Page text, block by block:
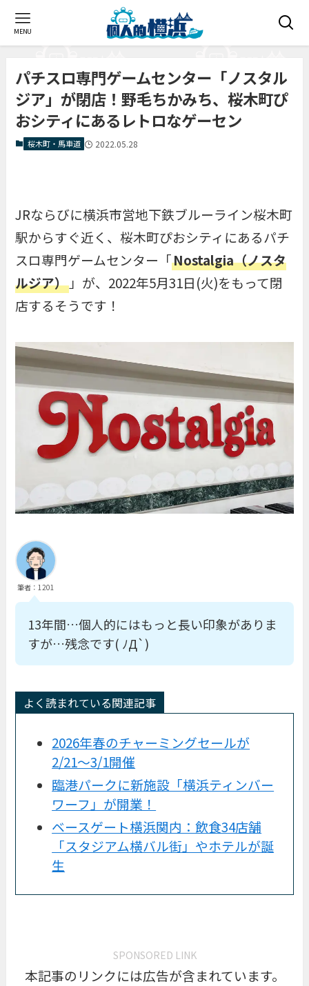
MENU
パチスロ専門ゲームセンター「ノスタル
ジア」が閉店！野毛ちかみち、桜木町ぴ
おシティにあるレトロなゲーセン
桜木町・馬車道 2022.05.28
JRならびに横浜市営地下鉄ブルーライン桜木町
駅からすぐ近く、桜木町ぴおシティにあるパチ
スロ専門ゲームセンター「Nostalgia（ノスタ
ルジア） 」が、2022年5月31日(火)をもって閉
店するそうです！
筆者：1201
13年間…個人的にはもっと長い印象がありま
すが…残念です( ﾉД`)
よく読まれている関連記事
2026年春のチャーミングセールが
2/21〜3/1開催
臨港パークに新施設「横浜ティンバー
ワーフ」が開業！
ベースゲート横浜関内：飲食34店舗
「スタジアム横バル街」やホテルが誕
生
SPONSORED LINK
本記事のリンクには広告が含まれています。